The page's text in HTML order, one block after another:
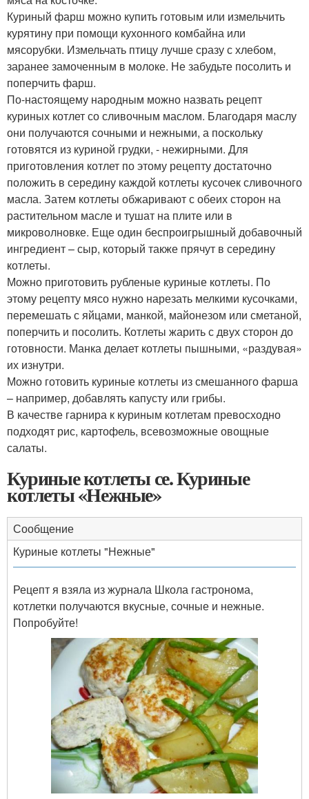
Куриный фарш можно купить готовым или измельчить
курятину при помощи кухонного комбайна или
мясорубки. Измельчать птицу лучше сразу с хлебом,
заранее замоченным в молоке. Не забудьте посолить и
поперчить фарш.
По-настоящему народным можно назвать рецепт
куриных котлет со сливочным маслом. Благодаря маслу
они получаются сочными и нежными, а поскольку
готовятся из куриной грудки, - нежирными. Для
приготовления котлет по этому рецепту достаточно
положить в середину каждой котлеты кусочек сливочного
масла. Затем котлеты обжаривают с обеих сторон на
растительном масле и тушат на плите или в
микроволновке. Еще один беспроигрышный добавочный
ингредиент – сыр, который также прячут в середину
котлеты.
Можно приготовить рубленые куриные котлеты. По
этому рецепту мясо нужно нарезать мелкими кусочками,
перемешать с яйцами, манкой, майонезом или сметаной,
поперчить и посолить. Котлеты жарить с двух сторон до
готовности. Манка делает котлеты пышными, «раздувая»
их изнутри.
Можно готовить куриные котлеты из смешанного фарша
– например, добавлять капусту или грибы.
В качестве гарнира к куриным котлетам превосходно
подходят рис, картофель, всевозможные овощные
салаты.
Куриные котлеты се. Куриные
котлеты «Нежные»
Сообщение
Куриные котлеты "Нежные"
Рецепт я взяла из журнала Школа гастронома,
котлетки получаются вкусные, сочные и нежные.
Попробуйте!